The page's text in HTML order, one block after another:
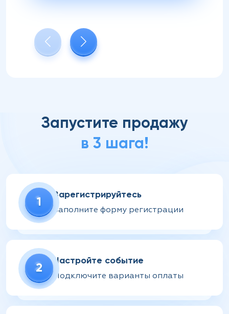
Запустите продажу
в 3 шага!
1 Зарегистрируйтесь
Заполните форму регистрации
2 Настройте событие
Подключите варианты оплаты